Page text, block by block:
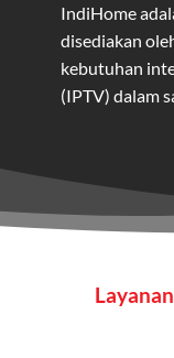
IndiHome
disediakan
kebutuhan
(IPTV) dalam
Layanan Wifi
maupun
hiburan